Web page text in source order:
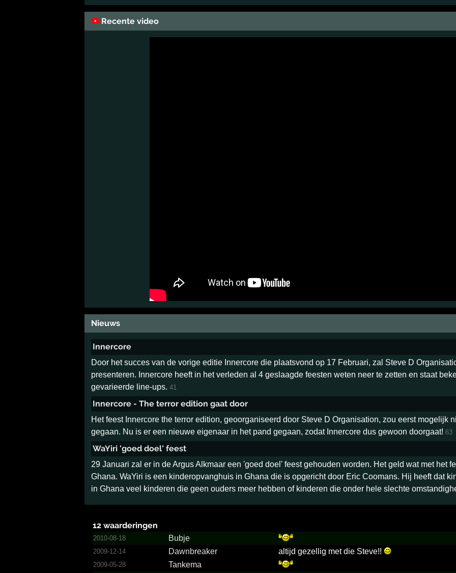
Recente video
Nieuws
Innercore
Door het succes van de vorige editie Innercore die plaatsvond op 17 Februari, zal Steve D
presenteren. Innercore heeft in het verleden al 4 geslaagde feesten weten neer te zetten en staat
gevarieerde line-ups. 41
Innercore - The terror edition gaat door
Het feest Innercore the terror edition, geoorganiseerd door Steve D Organisation, zou eerst mogelijk
gegaan. Nu is er een nieuwe eigenaar in het pand gegaan, zodat Innercore dus gewoon doorgaat! 63
WaYiri 'goed doel' feest
29 Januari zal er in de Argus Alkmaar een 'goed doel' feest gehouden worden. Het geld wat met het
Ghana. WaYiri is een kinderopvanghuis in Ghana die is opgericht door Eric Coomans. Hij heeft dat
in Ghana veel kinderen die geen ouders meer hebben of kinderen die onder hele slechte
12 waarderingen
2010-08-18 Bubje
2009-12-14 Dawnbreaker altijd gezellig met die Steve!!
2009-05-28 Tankema